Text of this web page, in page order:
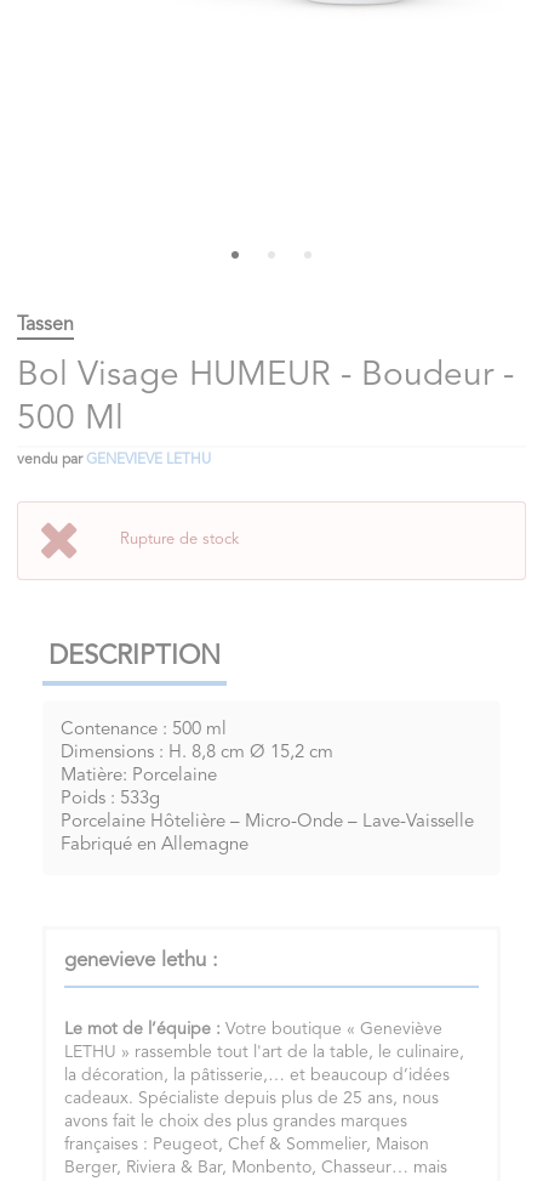
Tassen
Bol Visage HUMEUR - Boudeur -
500 Ml
vendu parGENEVIEVE LETHU
Rupture de stock
DESCRIPTION
Contenance : 500 ml
Dimensions : H. 8,8 cm Ø 15,2 cm
Matière: Porcelaine
Poids : 533g
Porcelaine Hôtelière – Micro-Onde – Lave-Vaisselle
Fabriqué en Allemagne
genevieve lethu :
Le mot de l’équipe : Votre boutique « Geneviève
LETHU » rassemble tout l'art de la table, le culinaire,
la décoration, la pâtisserie,… et beaucoup d’idées
cadeaux. Spécialiste depuis plus de 25 ans, nous
avons fait le choix des plus grandes marques
françaises : Peugeot, Chef & Sommelier, Maison
Berger, Riviera & Bar, Monbento, Chasseur… mais